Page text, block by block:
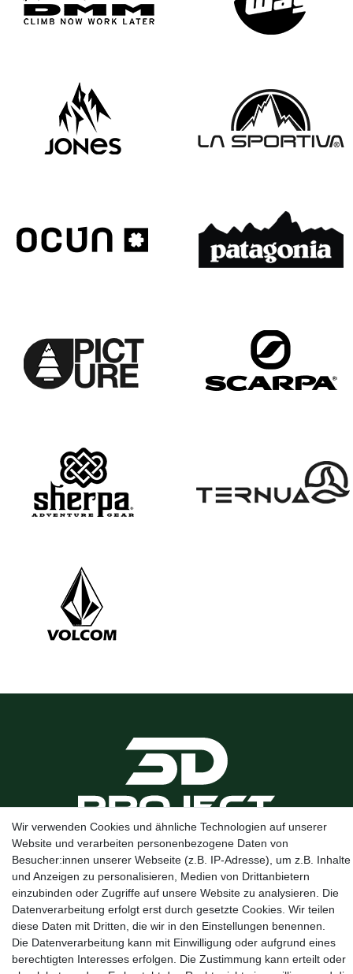
Kanalstraße 5, 95444 Bayreuth 0921 / 50753020
bayreuth.de
Wir verwenden Cookies und ähnliche Technologien auf unserer
Website und verarbeiten personenbezogene Daten von
Besucher:innen unserer Webseite (z.B. IP-Adresse), um z.B. Inhalte
und Anzeigen zu personalisieren, Medien von Drittanbietern
einzubinden oder Zugriffe auf unsere Website zu analysieren. Die
Datenverarbeitung erfolgt erst durch gesetzte Cookies. Wir teilen
diese Daten mit Dritten, die wir in den Einstellungen benennen.
Die Datenverarbeitung kann mit Einwilligung oder aufgrund eines
berechtigten Interesses erfolgen. Die Zustimmung kann erteilt oder